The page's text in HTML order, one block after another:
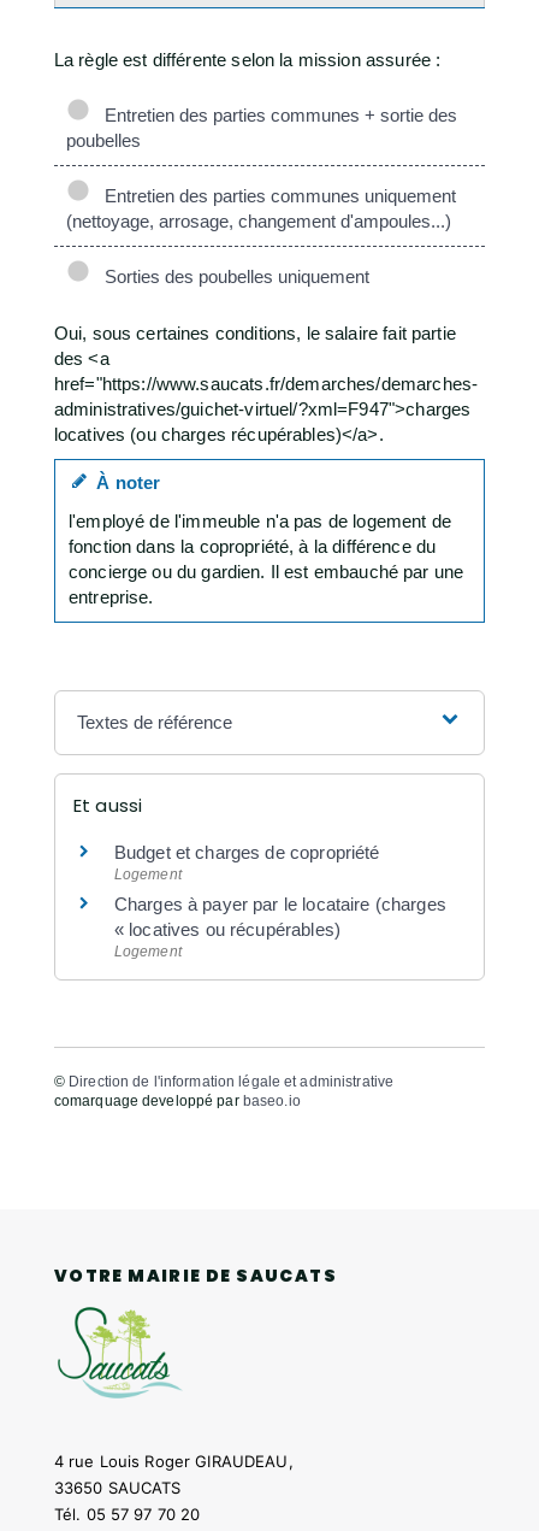
La règle est différente selon la mission assurée :
Entretien des parties communes + sortie des
poubelles
Entretien des parties communes uniquement
(nettoyage, arrosage, changement d'ampoules...)
Sorties des poubelles uniquement
Oui, sous certaines conditions, le salaire fait partie
des <a
href="https://www.saucats.fr/demarches/demarches-
administratives/guichet-virtuel/?xml=F947">charges
locatives (ou charges récupérables)</a>.
À noter
l'employé de l'immeuble n'a pas de logement de
fonction dans la copropriété, à la différence du
concierge ou du gardien. Il est embauché par une
entreprise.
Textes de référence
Et aussi
Budget et charges de copropriété
Logement
Charges à payer par le locataire (charges
« locatives ou récupérables)
Logement
© Direction de l'information légale et administrative
comarquage developpé par baseo.io
VOTRE MAIRIE DE SAUCATS
4 rue Louis Roger GIRAUDEAU,
33650 SAUCATS
Tél. 05 57 97 70 20